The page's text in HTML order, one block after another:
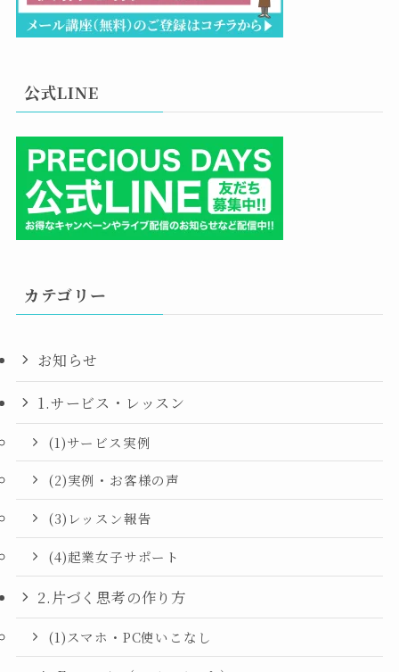
公式LINE
カテゴリー
お知らせ
1.サービス・レッスン
(1)サービス実例
(2)実例・お客様の声
(3)レッスン報告
(4)起業女子サポート
2.片づく思考の作り方
(1)スマホ・PC使いこなし